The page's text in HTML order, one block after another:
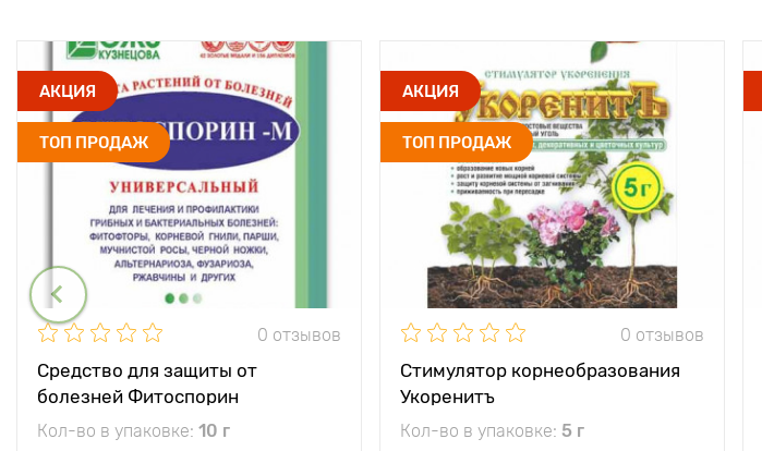
АКЦИЯ
ТОП ПРОДАЖ
0 отзывов
Средство для защиты от
болезней Фитоспорин
Кол-во в упаковке: 10 г
АКЦИЯ
ТОП ПРОДАЖ
0 отзывов
Стимулятор корнеобразования
Укоренитъ
Кол-во в упаковке: 5 г